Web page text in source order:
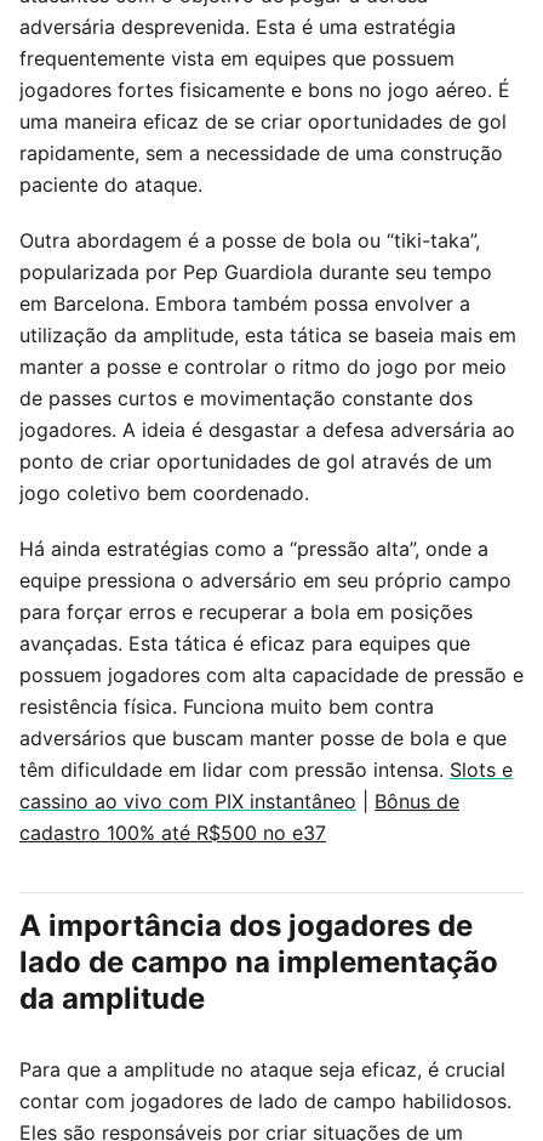
adversária desprevenida. Esta é uma estratégia
frequentemente vista em equipes que possuem
jogadores fortes fisicamente e bons no jogo aéreo. É
uma maneira eficaz de se criar oportunidades de gol
rapidamente, sem a necessidade de uma construção
paciente do ataque.
Outra abordagem é a posse de bola ou “tiki-taka”,
popularizada por Pep Guardiola durante seu tempo
em Barcelona. Embora também possa envolver a
utilização da amplitude, esta tática se baseia mais em
manter a posse e controlar o ritmo do jogo por meio
de passes curtos e movimentação constante dos
jogadores. A ideia é desgastar a defesa adversária ao
ponto de criar oportunidades de gol através de um
jogo coletivo bem coordenado.
Há ainda estratégias como a “pressão alta”, onde a
equipe pressiona o adversário em seu próprio campo
para forçar erros e recuperar a bola em posições
avançadas. Esta tática é eficaz para equipes que
possuem jogadores com alta capacidade de pressão e
resistência física. Funciona muito bem contra
adversários que buscam manter posse de bola e que
têm dificuldade em lidar com pressão intensa. Slots e
cassino ao vivo com PIX instantâneo
Bônus de
cadastro 100% até R$500 no e37
A importância dos jogadores de
lado de campo na implementação
da amplitude
Para que a amplitude no ataque seja eficaz, é crucial
contar com jogadores de lado de campo habilidosos.
Eles são responsáveis por criar situações de um